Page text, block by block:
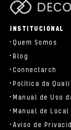
INSTITUCIONAL
Quem Somos
Blog
Connectarch
Política da
Manual de Uso
Manual de Local
Aviso de